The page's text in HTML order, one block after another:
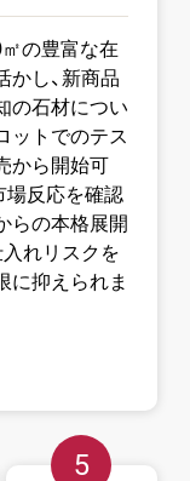
の豊富な在
かし、新商品
の石材につい
ットでのテス
から開始可
場反応を確認
らの本格展開
入れリスクを
に抑えられま
5